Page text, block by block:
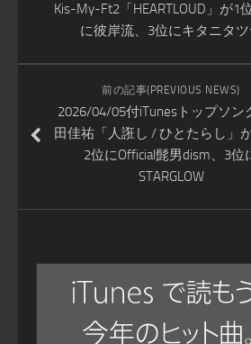
Kis-My-Ft2「HEARTLOUD」が1
に彼岸流、3位にキタニタ
前の記事(PREVIOUS NEWS)
2026/04/05付iTunesトップソン
田佳祐「人誑し / ひとたらし」
2位にOfficial髭男dism、3位
STARGLOW